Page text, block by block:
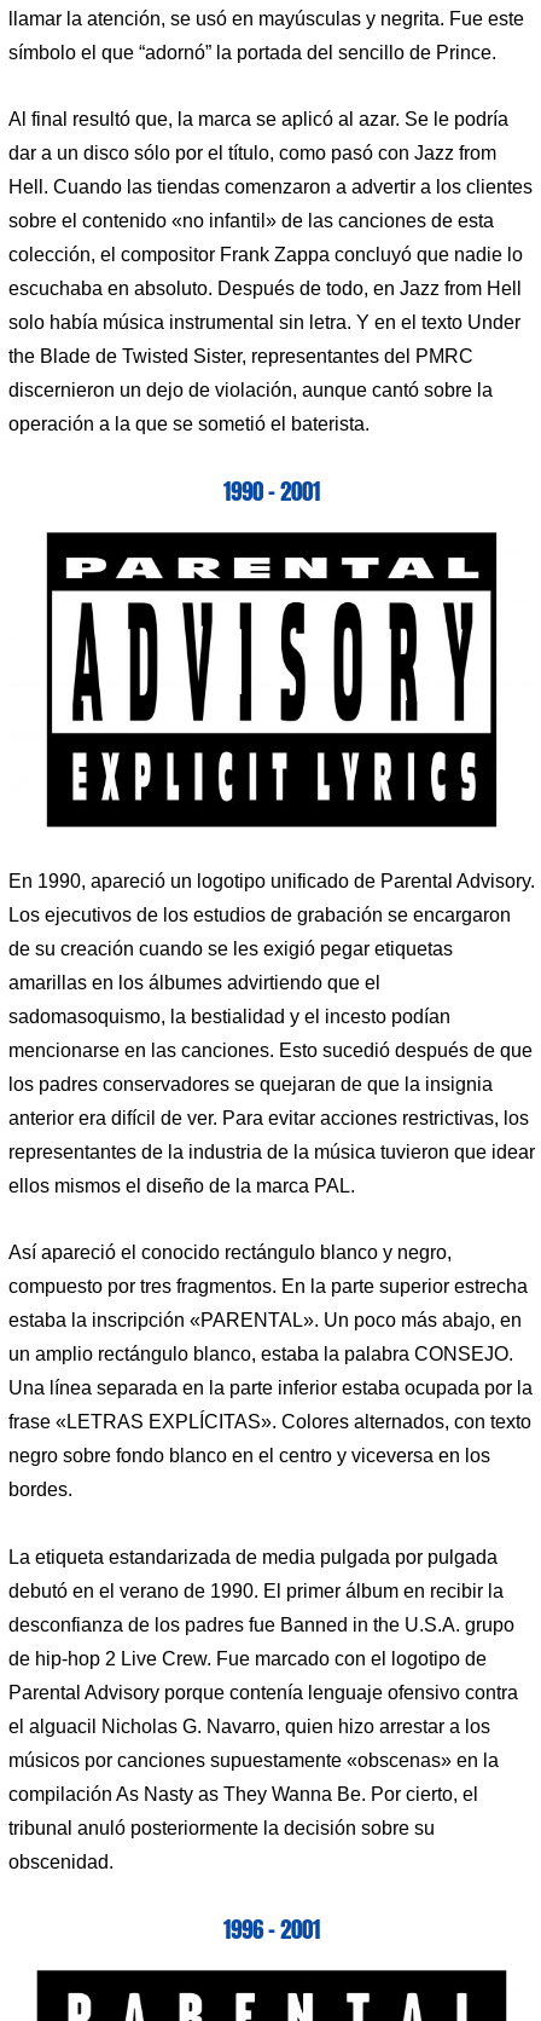
llamar la atención, se usó en mayúsculas y negrita. Fue este
símbolo el que “adornó” la portada del sencillo de Prince.
Al final resultó que, la marca se aplicó al azar. Se le podría
dar a un disco sólo por el título, como pasó con Jazz from
Hell. Cuando las tiendas comenzaron a advertir a los clientes
sobre el contenido «no infantil» de las canciones de esta
colección, el compositor Frank Zappa concluyó que nadie lo
escuchaba en absoluto. Después de todo, en Jazz from Hell
solo había música instrumental sin letra. Y en el texto Under
the Blade de Twisted Sister, representantes del PMRC
discernieron un dejo de violación, aunque cantó sobre la
operación a la que se sometió el baterista.
1990 – 2001
En 1990, apareció un logotipo unificado de Parental Advisory.
Los ejecutivos de los estudios de grabación se encargaron
de su creación cuando se les exigió pegar etiquetas
amarillas en los álbumes advirtiendo que el
sadomasoquismo, la bestialidad y el incesto podían
mencionarse en las canciones. Esto sucedió después de que
los padres conservadores se quejaran de que la insignia
anterior era difícil de ver. Para evitar acciones restrictivas, los
representantes de la industria de la música tuvieron que idear
ellos mismos el diseño de la marca PAL.
Así apareció el conocido rectángulo blanco y negro,
compuesto por tres fragmentos. En la parte superior estrecha
estaba la inscripción «PARENTAL». Un poco más abajo, en
un amplio rectángulo blanco, estaba la palabra CONSEJO.
Una línea separada en la parte inferior estaba ocupada por la
frase «LETRAS EXPLÍCITAS». Colores alternados, con texto
negro sobre fondo blanco en el centro y viceversa en los
bordes.
La etiqueta estandarizada de media pulgada por pulgada
debutó en el verano de 1990. El primer álbum en recibir la
desconfianza de los padres fue Banned in the U.S.A. grupo
de hip-hop 2 Live Crew. Fue marcado con el logotipo de
Parental Advisory porque contenía lenguaje ofensivo contra
el alguacil Nicholas G. Navarro, quien hizo arrestar a los
músicos por canciones supuestamente «obscenas» en la
compilación As Nasty as They Wanna Be. Por cierto, el
tribunal anuló posteriormente la decisión sobre su
obscenidad.
1996 – 2001